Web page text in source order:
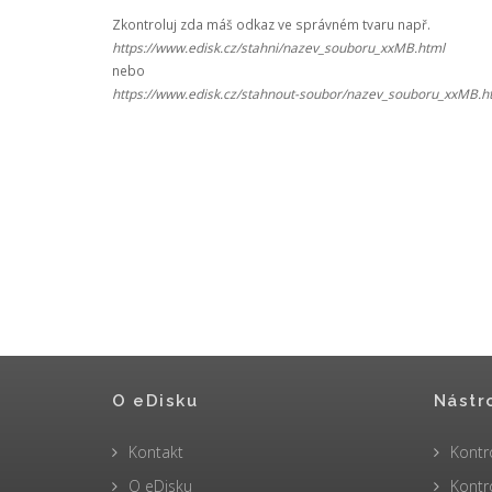
Zkontroluj zda máš odkaz ve správném tvaru např.
https://www.edisk.cz/stahni/nazev_souboru_xxMB.html
nebo
https://www.edisk.cz/stahnout-soubor/
O eDisku
Kontakt
O eDisku